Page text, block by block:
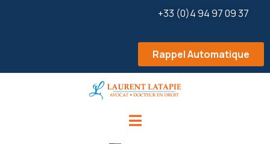
+33 (0)4 94 97 09 37
Rappel Automatique